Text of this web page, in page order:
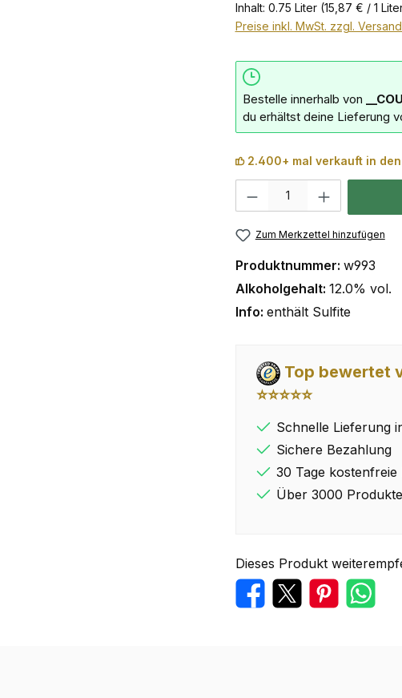
Inhalt: 0.75 Liter (15,87 € / 1
Preise inkl. MwSt. zzgl.
Bestelle innerhalb von
du erhältst deine Lieferung
2.400+ mal verkauft in
Zum Merkzettel hinzufügen
Produktnummer: w993
Alkoholgehalt: 12.0% vol.
Info: enthält Sulfite
Top bewertet
⭐⭐⭐⭐⭐
Schnelle Lieferung
Sichere Bezahlung
30 Tage kostenfreie
Über 3000
Dieses Produkt